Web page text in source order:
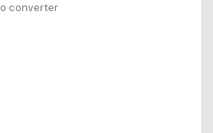
converter